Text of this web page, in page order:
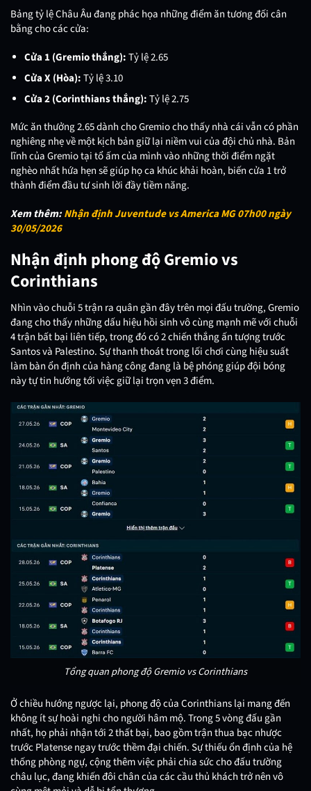
Bảng tỷ lệ Châu Âu đang phác họa những điểm ăn tương đối cân
bằng cho các cửa:
Cửa 1 (Gremio thắng):Tỷ lệ 2.65
Cửa X (Hòa):Tỷ lệ 3.10
Cửa 2 (Corinthians thắng):Tỷ lệ 2.75
Mức ăn thưởng 2.65 dành cho Gremio cho thấy nhà cái vẫn có phần
nghiêng nhẹ về một kịch bản giữ lại niềm vui của đội chủ nhà. Bản
lĩnh của Gremio tại tổ ấm của mình vào những thời điểm ngặt
nghèo nhất hứa hẹn sẽ giúp họ ca khúc khải hoàn, biến cửa 1 trở
thành điểm đầu tư sinh lời đầy tiềm năng.
Xem thêm:Nhận định Juventude vs America MG 07h00 ngày
30/05/2026
Nhận định phong độ Gremio vs
Corinthians
Nhìn vào chuỗi 5 trận ra quân gần đây trên mọi đấu trường, Gremio
đang cho thấy những dấu hiệu hồi sinh vô cùng mạnh mẽ với chuỗi
4 trận bất bại liên tiếp, trong đó có 2 chiến thắng ấn tượng trước
Santos và Palestino. Sự thanh thoát trong lối chơi cùng hiệu suất
làm bàn ổn định của hàng công đang là bệ phóng giúp đội bóng
này tự tin hướng tới việc giữ lại trọn vẹn 3 điểm.
Tổng quan phong độ Gremio vs Corinthians
Ở chiều hướng ngược lại, phong độ của Corinthians lại mang đến
không ít sự hoài nghi cho người hâm mộ. Trong 5 vòng đấu gần
nhất, họ phải nhận tới 2 thất bại, bao gồm trận thua bạc nhược
trước Platense ngay trước thềm đại chiến. Sự thiếu ổn định của hệ
thống phòng ngự, cộng thêm việc phải chia sức cho đấu trường
châu lục, đang khiến đôi chân của các cầu thủ khách trở nên vô